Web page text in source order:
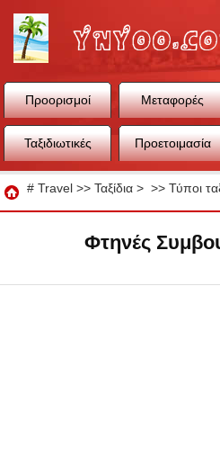
Προορισμοί Μεταφορές
Ταξιδιωτικές Προετοιμασία
Ταξίδια
# Travel >> Ταξίδια > >> Τύποι
Φτηνές